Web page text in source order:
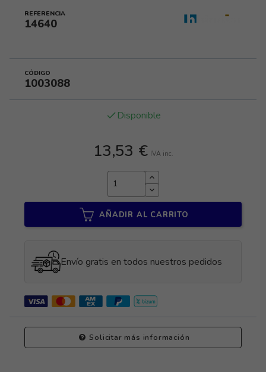
REFERENCIA
14640
CÓDIGO
1003088
done Disponible
13,53 € IVA inc.
AÑADIR AL CARRITO
Envío gratis en todos nuestros pedidos
Solicitar más información